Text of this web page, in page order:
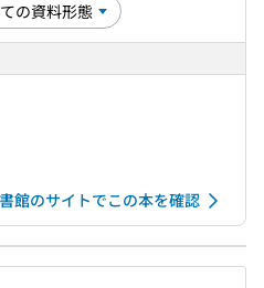
館のサイトでこの本を確認